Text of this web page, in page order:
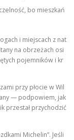
bo mieszkań
i miejscach z nat
na obrzeżach osi
pojemników i kr
przy płocie w Wil
— podpowiem, jak
przestał przychodzić
Michelin”. Jeśli